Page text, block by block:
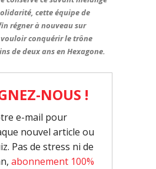
cette équipe de
régner à nouveau sur
vouloir conquérir le trône
de deux ans en Hexagone.